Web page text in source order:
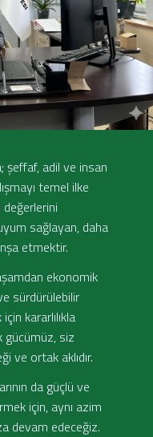
şeffaf, adil ve insan
temel ilke
sağlayan, daha
etmektir.
ekonomik
sürdürülebilir
kararlılıkla
gücümüz, siz
ve ortak aklıdır.
da güçlü ve
için, aynı azim
devam edeceğiz.